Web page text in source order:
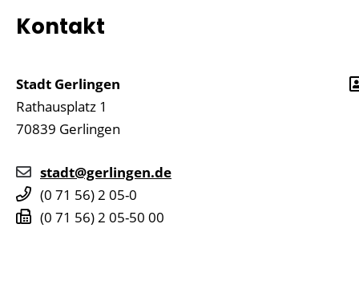
Kontakt
Stadt Gerlingen
Rathausplatz 1
70839 Gerlingen
stadt@gerlingen.de
(0 71 56) 2 05-0
(0 71 56) 2 05-50 00